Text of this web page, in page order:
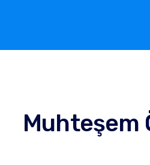
Muhteşem